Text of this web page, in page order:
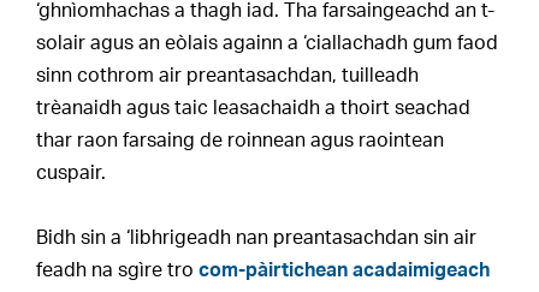
‘ghnìomhachas a thagh iad. Tha farsaingeachd an t-
solair agus an eòlais againn a ‘ciallachadh gum faod
sinn cothrom air preantasachdan, tuilleadh
trèanaidh agus taic leasachaidh a thoirt seachad
thar raon farsaing de roinnean agus raointean
cuspair.
Bidh sin a ‘libhrigeadh nan preantasachdan sin air
feadh na sgìre trocom-pàirtichean acadaimigeach